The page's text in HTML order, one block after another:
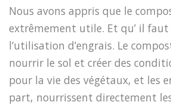
Nous avons appris que le
extrêmement utile. Et qu’ il faut
l’utilisation d’engrais. Le
nourrir le sol et créer des
pour la vie des végétaux, et les
part, nourrissent directement